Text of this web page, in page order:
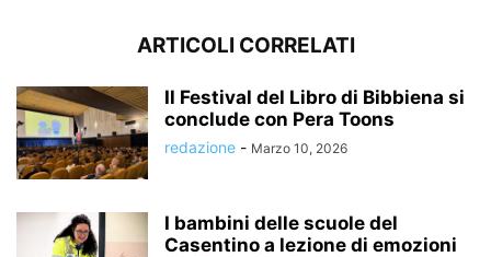
ARTICOLI CORRELATI
Il Festival del Libro di Bibbiena si
conclude con Pera Toons
redazione - Marzo 10, 2026
I bambini delle scuole del
Casentino a lezione di emozioni